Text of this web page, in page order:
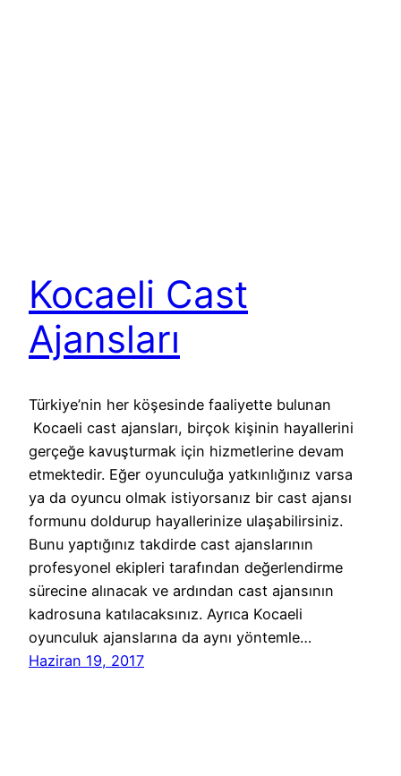
Kocaeli Cast
Ajansları
Türkiye’nin her köşesinde faaliyette bulunan
Kocaeli cast ajansları, birçok kişinin hayallerini
gerçeğe kavuşturmak için hizmetlerine devam
etmektedir. Eğer oyunculuğa yatkınlığınız varsa
ya da oyuncu olmak istiyorsanız bir cast ajansı
formunu doldurup hayallerinize ulaşabilirsiniz.
Bunu yaptığınız takdirde cast ajanslarının
profesyonel ekipleri tarafından değerlendirme
sürecine alınacak ve ardından cast ajansının
kadrosuna katılacaksınız. Ayrıca Kocaeli
oyunculuk ajanslarına da aynı yöntemle…
Haziran 19, 2017